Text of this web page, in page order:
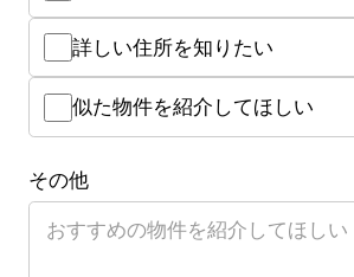
詳しい住所を知りたい
似た物件を紹介してほしい
その他